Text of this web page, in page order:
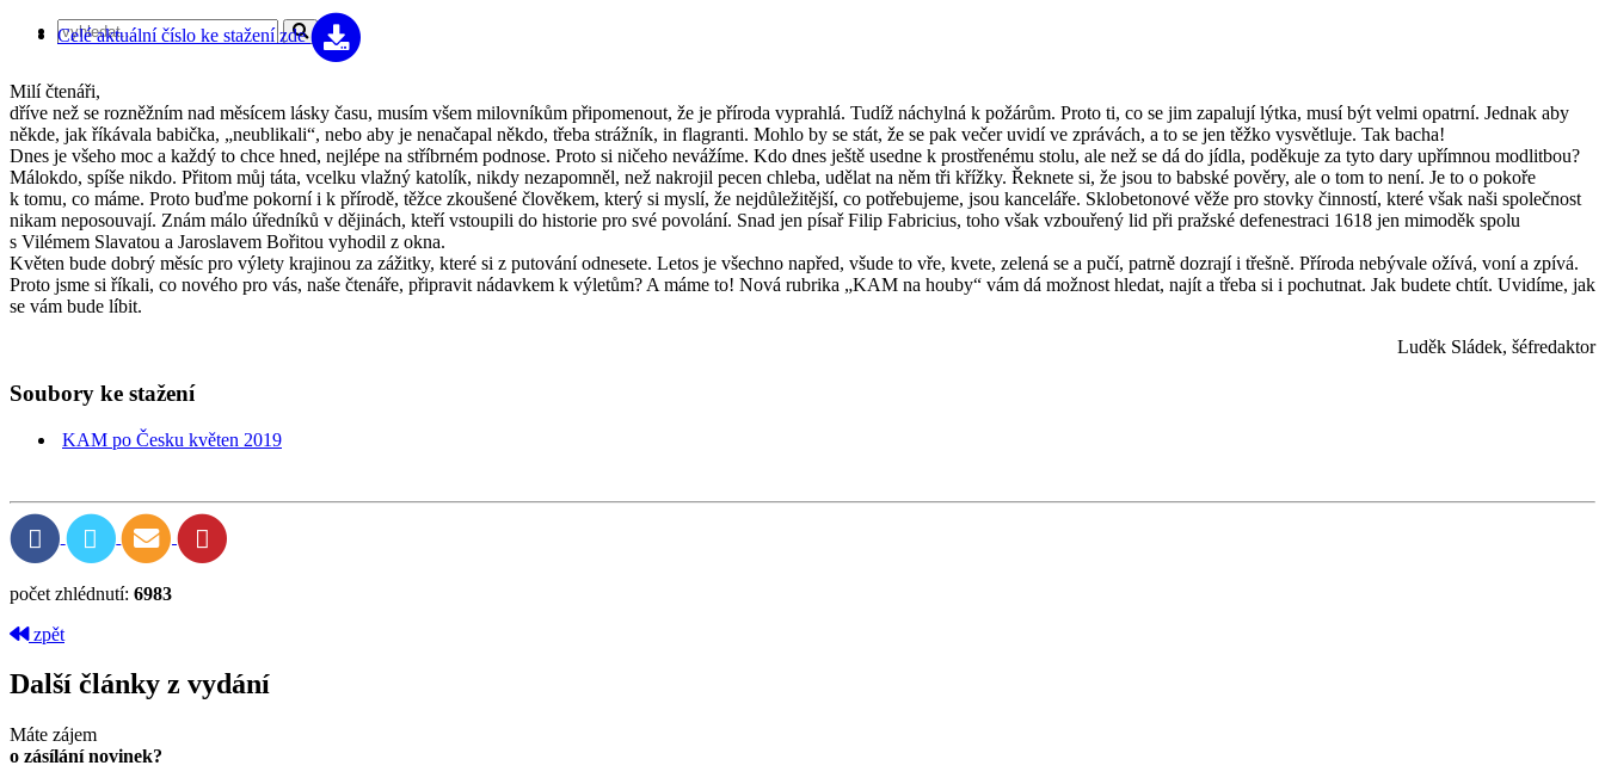
Celé aktuální číslo ke stažení zde
Milí čtenáři,
dříve než se rozněžním nad měsícem lásky času, musím všem milovníkům připomenout, že je příroda vyprahlá. Tudíž náchylná k požárům. Proto ti, co se jim zapalují lýtka, musí být velmi opatrní. Jednak aby
někde, jak říkávala babička, „neublikali“, nebo aby je nenačapal někdo, třeba strážník, in flagranti. Mohlo by se stát, že se pak večer uvidí ve zprávách, a to se jen těžko vysvětluje. Tak bacha!
Dnes je všeho moc a každý to chce hned, nejlépe na stříbrném podnose. Proto si ničeho nevážíme. Kdo dnes ještě usedne k prostřenému stolu, ale než se dá do jídla, poděkuje za tyto dary upřímnou modlitbou?
Málokdo, spíše nikdo. Přitom můj táta, vcelku vlažný katolík, nikdy nezapomněl, než nakrojil pecen chleba, udělat na něm tři křížky. Řeknete si, že jsou to babské pověry, ale o tom to není. Je to o pokoře
k tomu, co máme. Proto buďme pokorní i k přírodě, těžce zkoušené člověkem, který si myslí, že nejdůležitější, co potřebujeme, jsou kanceláře. Sklobetonové věže pro stovky činností, které však naši společnost
nikam neposouvají. Znám málo úředníků v dějinách, kteří vstoupili do historie pro své povolání. Snad jen písař Filip Fabricius, toho však vzbouřený lid při pražské defenestraci 1618 jen mimoděk spolu
s Vilémem Slavatou a Jaroslavem Bořitou vyhodil z okna.
Květen bude dobrý měsíc pro výlety krajinou za zážitky, které si z putování odnesete. Letos je všechno napřed, všude to vře, kvete, zelená se a pučí, patrně dozrají i třešně. Příroda nebývale ožívá, voní a zpívá.
Proto jsme si říkali, co nového pro vás, naše čtenáře, připravit nádavkem k výletům? A máme to! Nová rubrika „KAM na houby“ vám dá možnost hledat, najít a třeba si i pochutnat. Jak budete chtít. Uvidíme, jak
se vám bude líbit.
Luděk Sládek, šéfredaktor
Soubory ke stažení
KAM po Česku květen 2019
počet zhlédnutí: 6983
zpět
Další články z vydání
Máte zájem
o zásílání novinek?